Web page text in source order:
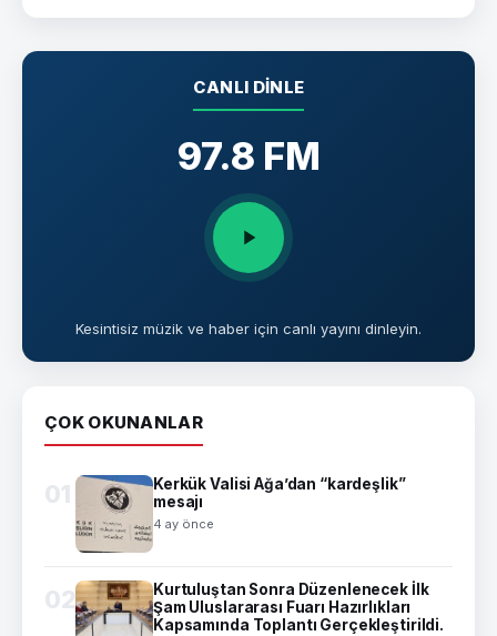
CANLI DINLE
97.8 FM
Kesintisiz müzik ve haber için canlı yayını dinleyin.
ÇOK OKUNANLAR
01
Kerkük Valisi Ağa’dan “kardeşlik”
mesajı
4 ay önce
02
Kurtuluştan Sonra Düzenlenecek İlk
Şam Uluslararası Fuarı Hazırlıkları
Kapsamında Toplantı Gerçekleştirildi.